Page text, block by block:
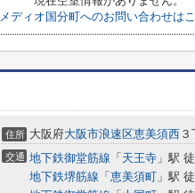
メディオ国分町へのお問い合わせは
住所 大阪府大阪市浪速区恵美須西
交通 地下鉄御堂筋線 「 天王寺 」駅
地下鉄堺筋線 「 恵美須町 」駅